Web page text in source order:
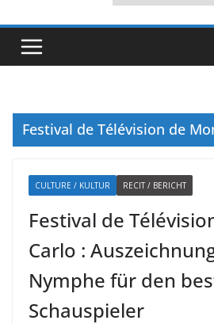
Festival de Télévision de
CULTURE / KULTUR RECIT / BERICHT
Festival de
Carlo :
Nymphe für den
Schauspieler